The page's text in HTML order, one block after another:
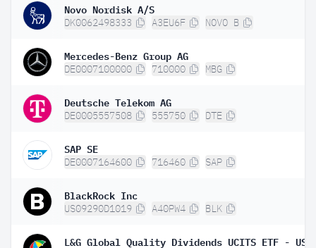
Novo Nordisk A/S
DK0062498333 A3EU6F NOVO B
Mercedes-Benz Group AG
DE0007100000 710000 MBG
Deutsche Telekom AG
DE0005557508 555750 DTE
SAP SE
DE0007164600 716460 SAP
BlackRock Inc
US09290D1019 A40PW4 BLK